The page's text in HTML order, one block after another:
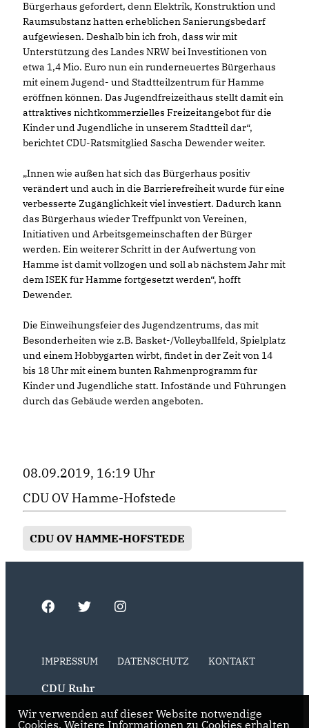
Bürgerhaus gefordert, denn Elektrik, Konstruktion und
Raumsubstanz hatten erheblichen Sanierungsbedarf
aufgewiesen. Deshalb bin ich froh, dass wir mit
Unterstützung des Landes NRW bei Investitionen von
etwa 1,4 Mio. Euro nun ein runderneuertes Bürgerhaus
mit einem Jugend- und Stadtteilzentrum für Hamme
eröffnen können. Das Jugendfreizeithaus stellt damit ein
attraktives nichtkommerzielles Freizeitangebot für die
Kinder und Jugendliche in unserem Stadtteil dar“,
berichtet CDU-Ratsmitglied Sascha Dewender weiter.
Innen wie außen hat sich das Bürgerhaus positiv
verändert und auch in die Barrierefreiheit wurde für eine
verbesserte Zugänglichkeit viel investiert. Dadurch kann
das Bürgerhaus wieder Treffpunkt von Vereinen,
Initiativen und Arbeitsgemeinschaften der Bürger
werden. Ein weiterer Schritt in der Aufwertung von
Hamme ist damit vollzogen und soll ab nächstem Jahr mit
dem ISEK für Hamme fortgesetzt werden“, hofft
Dewender.
Die Einweihungsfeier des Jugendzentrums, das mit
Besonderheiten wie z.B. Basket-/Volleyballfeld, Spielplatz
und einem Hobbygarten wirbt, findet in der Zeit von 14
bis 18 Uhr mit einem bunten Rahmenprogramm für
Kinder und Jugendliche statt. Infostände und Führungen
durch das Gebäude werden angeboten.
08.09.2019, 16:19 Uhr
CDU OV Hamme-Hofstede
CDU OV HAMME-HOFSTEDE
IMPRESSUM DATENSCHUTZ KONTAKT
CDU Ruhr
CDU NRW
Wir verwenden auf dieser Website notwendige
Cookies. Weitere Informationen zu Cookies erhalten